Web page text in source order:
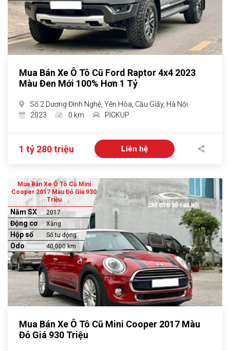
Mua Bán Xe Ô Tô Cũ Ford Raptor 4x4 2023
Màu Đen Mới 100% Hơn 1 Tỷ
Số 2 Dương Đình Nghệ, Yên Hòa, Cầu Giấy, Hà Nội
2023
0 km PICKUP
1 tỷ 280 triệu Liên hệ
Mua Bán Xe Ô Tô Cũ Mini
Cooper 2017 Màu Đỏ Giá 930
Triệu
Năm SX 2017
Động cơ Xăng
Hộp số Số tự động
Odo 40,000 km
Mua Bán Xe Ô Tô Cũ Mini Cooper 2017 Màu
Đỏ Giá 930 Triệu